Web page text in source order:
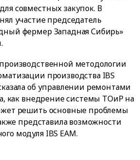
совместных закупок. В
участие председатель
фермер Западная Сибирь»
методологии
производства IBS
об управлении ремонтами
как внедрение системы ТОиР на
решить основные проблемы
представила возможности
модуля IBS EAM.